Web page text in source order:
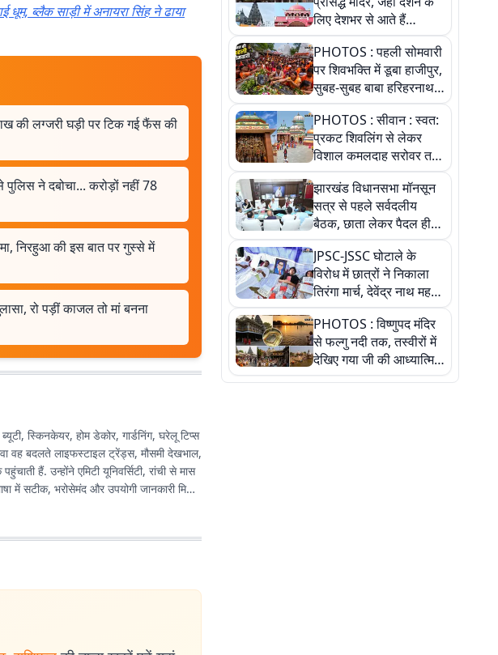
धूम, ब्लैक साड़ी में अनायरा सिंह ने ढाया
की लग्जरी घड़ी पर टिक गई फैंस की
ने दबोचा... करोड़ों नहीं 78
निरहुआ की इस बात पर गुस्से में
रो पड़ीं काजल तो मां बनना
स्किनकेयर, होम डेकोर, गार्डनिंग, घरेलू टिप्स
वह बदलते लाइफस्टाइल ट्रेंड्स, मौसमी देखभाल,
हैं. उन्होंने एमिटी यूनिवर्सिटी, रांची से मास
में सटीक, भरोसेमंद और उपयोगी जानकारी मिले,
लिए देशभर से आते हैं
श्रद्धालु, जानिए इनकी
खासियत
PHOTOS : पहली सोमवारी
पर शिवभक्ति में डूबा हाजीपुर,
सुबह-सुबह बाबा हरिहरनाथ
मंदिर पहुंचे तेजस्वी, 10
तस्वीरों में देखें नजारा
PHOTOS : सीवान : स्वत:
प्रकट शिवलिंग से लेकर
विशाल कमलदाह सरोवर तक,
10 तस्वीरों में देखें ऐतिहासिक
महेंद्रनाथ मंदिर और घंटाघर
की गाथा
झारखंड विधानसभा मॉनसून
सत्र से पहले सर्वदलीय
बैठक, छाता लेकर पैदल ही
सत्ता पक्ष की मीटिंग में पहुंचे
सीएम, देखें तस्वीरें
JPSC-JSSC घोटाले के
विरोध में छात्रों ने निकाला
तिरंगा मार्च, देवेंद्र नाथ महतो
ने किया जल ग्रहण, देखें
तस्वीरें
PHOTOS : विष्णुपद मंदिर
से फल्गु नदी तक, तस्वीरों में
देखिए गया जी की आध्यात्मिक
पहचान